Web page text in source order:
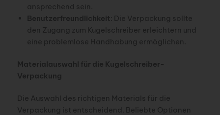
ansprechend sein.
Benutzerfreundlichkeit : Die Verpackung sollte
den Zugang zum Kugelschreiber erleichtern und
eine problemlose Handhabung ermöglichen.
Materialauswahl für die Kugelschreiber-
Verpackung
Die Auswahl des richtigen Materials für die
Verpackung ist entscheidend. Beliebte Optionen